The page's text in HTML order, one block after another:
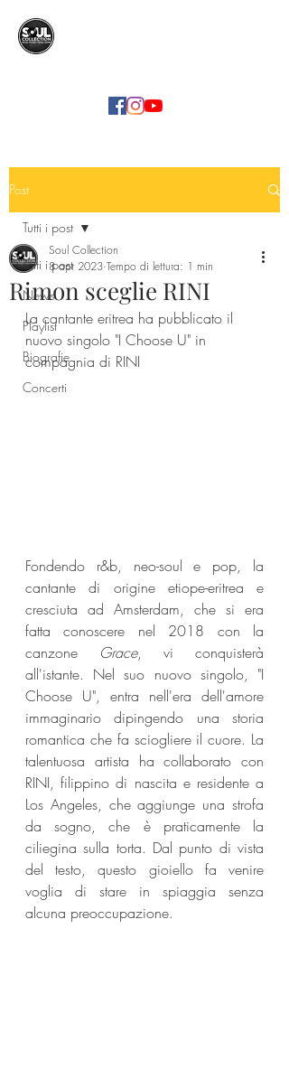
Post
Tutti i post
News
Playlist
Biografie
Concerti
Tutti i post
Rimon sceglie RINI
Soul Collection
8 apr 2023 Tempo di lettura: 1 min
La cantante eritrea ha pubblicato il
nuovo singolo "I Choose U" in
compagnia di RINI
Fondendo r&b, neo-soul e pop, la
cantante di origine etiope-eritrea e
cresciuta ad Amsterdam, che si era
fatta conoscere nel 2018 con la
canzone Grace, vi conquisterà
all'istante. Nel suo nuovo singolo, "I
Choose U", entra nell'era dell'amore
immaginario dipingendo una storia
romantica che fa sciogliere il cuore. La
talentuosa artista ha collaborato con
RINI, filippino di nascita e residente a
Los Angeles, che aggiunge una strofa
da sogno, che è praticamente la
ciliegina sulla torta. Dal punto di vista
del testo, questo gioiello fa venire
voglia di stare in spiaggia senza
alcuna preoccupazione.